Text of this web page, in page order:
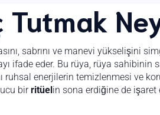
sabrını ve manevi yükselişini
ifade eder. Bu rüya, rüya
ruhsal enerjilerin temizlenmesi ve
birritüelin sona erdiğine de